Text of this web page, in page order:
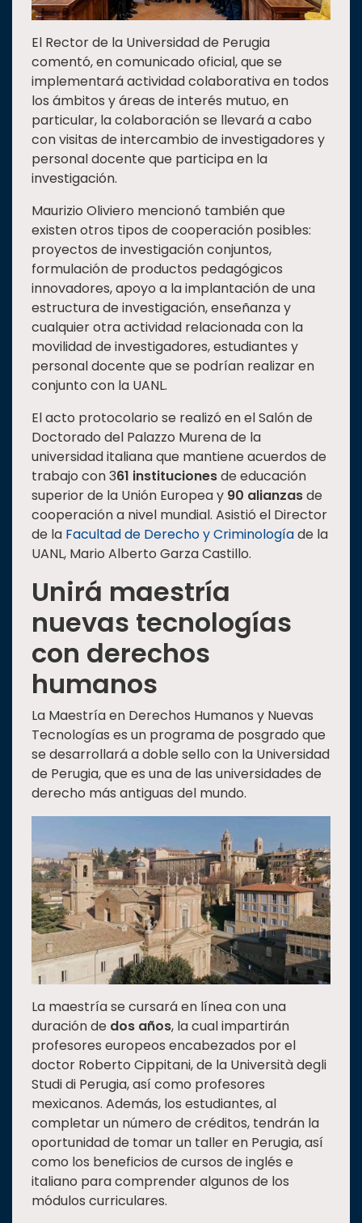
El Rector de la Universidad de Perugia
comentó, en comunicado oficial, que se
implementará actividad colaborativa en todos
los ámbitos y áreas de interés mutuo, en
particular, la colaboración se llevará a cabo
con visitas de intercambio de investigadores y
personal docente que participa en la
investigación.
Maurizio Oliviero mencionó también que
existen otros tipos de cooperación posibles:
proyectos de investigación conjuntos,
formulación de productos pedagógicos
innovadores, apoyo a la implantación de una
estructura de investigación, enseñanza y
cualquier otra actividad relacionada con la
movilidad de investigadores, estudiantes y
personal docente que se podrían realizar en
conjunto con la UANL.
El acto protocolario se realizó en el Salón de
Doctorado del Palazzo Murena de la
universidad italiana que mantiene acuerdos de
trabajo con 361 institucionesde educación
superior de la Unión Europea y 90 alianzasde
cooperación a nivel mundial. Asistió el Director
de la Facultad de Derecho y Criminologíade la
UANL, Mario Alberto Garza Castillo.
Unirá maestría
nuevas tecnologías
con derechos
humanos
La Maestría en Derechos Humanos y Nuevas
Tecnologías es un programa de posgrado que
se desarrollará a doble sello con la Universidad
de Perugia, que es una de las universidades de
derecho más antiguas del mundo.
La maestría se cursará en línea con una
duración de dos años, la cual impartirán
profesores europeos encabezados por el
doctor Roberto Cippitani, de la Università degli
Studi di Perugia, así como profesores
mexicanos. Además, los estudiantes, al
completar un número de créditos, tendrán la
oportunidad de tomar un taller en Perugia, así
como los beneficios de cursos de inglés e
italiano para comprender algunos de los
módulos curriculares.